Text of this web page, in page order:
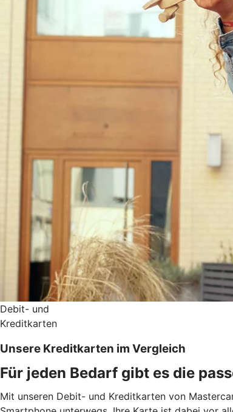
Debit- und
Kreditkarten
Unsere Kreditkarten im Vergleich
Für jeden Bedarf gibt es die
Mit unseren Debit- und Kreditkarten von